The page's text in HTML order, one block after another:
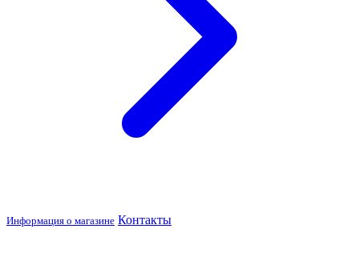
Информация о магазине Контакты